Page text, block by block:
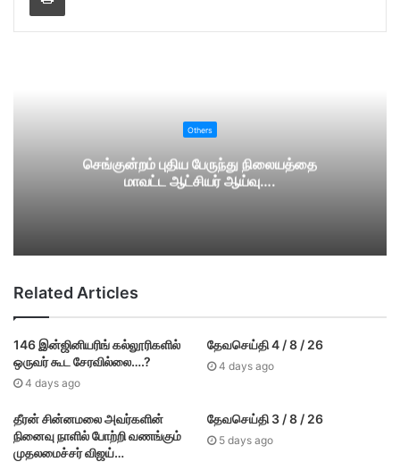
Others
செங்குன்றம் புதிய பேருந்து நிலையத்தை
மாவட்ட ஆட்சியர் ஆய்வு….
Related Articles
146 இன்ஜினியரிங் கல்லூரிகளில்
ஒருவர் கூட சேரவில்லை….?
4 days ago
தேவசெய்தி 4 / 8 / 26
4 days ago
தீரன் சின்னமலை அவர்களின்
நினைவு நாளில் போற்றி வணங்கும்
முதலமைச்சர் விஜய்…
தேவசெய்தி 3 / 8 / 26
5 days ago